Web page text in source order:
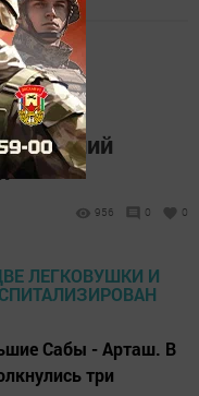
две
летний
956 0 0
Сабы - Арташ. В
три